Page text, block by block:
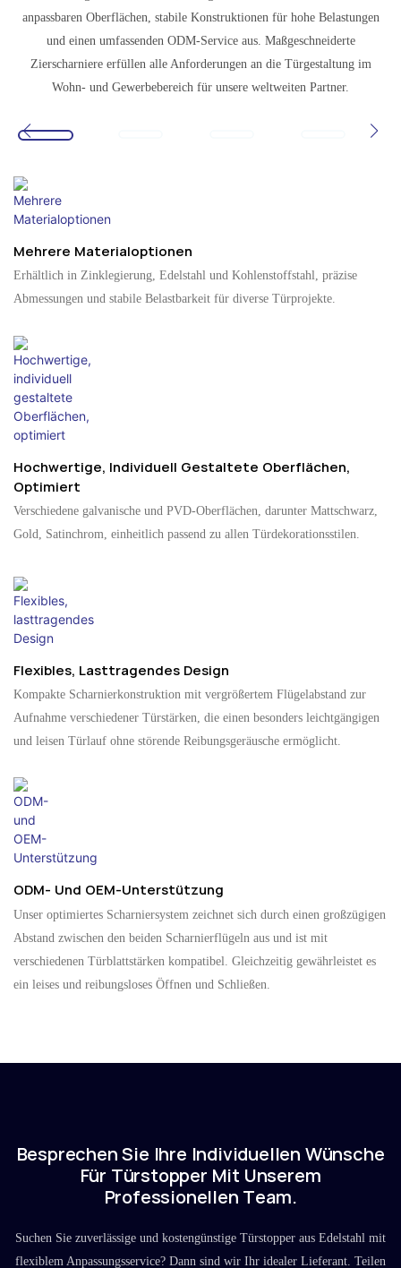
anpassbaren Oberflächen, stabile Konstruktionen für hohe Belastungen
und einen umfassenden ODM-Service aus. Maßgeschneiderte
Zierscharniere erfüllen alle Anforderungen an die Türgestaltung im
Wohn- und Gewerbebereich für unsere weltweiten Partner.
Mehrere Materialoptionen
Erhältlich in Zinklegierung, Edelstahl und Kohlenstoffstahl, präzise
Abmessungen und stabile Belastbarkeit für diverse Türprojekte.
Hochwertige, Individuell Gestaltete Oberflächen,
Optimiert
Verschiedene galvanische und PVD-Oberflächen, darunter Mattschwarz,
Gold, Satinchrom, einheitlich passend zu allen Türdekorationsstilen.
Flexibles, Lasttragendes Design
Kompakte Scharnierkonstruktion mit vergrößertem Flügelabstand zur
Aufnahme verschiedener Türstärken, die einen besonders leichtgängigen
und leisen Türlauf ohne störende Reibungsgeräusche ermöglicht.
ODM- Und OEM-Unterstützung
Unser optimiertes Scharniersystem zeichnet sich durch einen großzügigen
Abstand zwischen den beiden Scharnierflügeln aus und ist mit
verschiedenen Türblattstärken kompatibel. Gleichzeitig gewährleistet es
ein leises und reibungsloses Öffnen und Schließen.
Besprechen Sie Ihre Individuellen Wünsche
Für Türstopper Mit Unserem
Professionellen Team.
Suchen Sie zuverlässige und kostengünstige Türstopper aus Edelstahl mit
flexiblem Anpassungsservice? Dann sind wir Ihr idealer Lieferant. Teilen